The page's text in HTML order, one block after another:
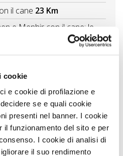
cookie
e cookie di profilazione e
se e quali cookie
presenti nel banner. I cookie
funzionamento del sito e per
I cookie di analisi di
il suo rendimento
il cane 23 Km
e Menhir con il cane: le
con il cane - la Notte della
del Salento 56 Km